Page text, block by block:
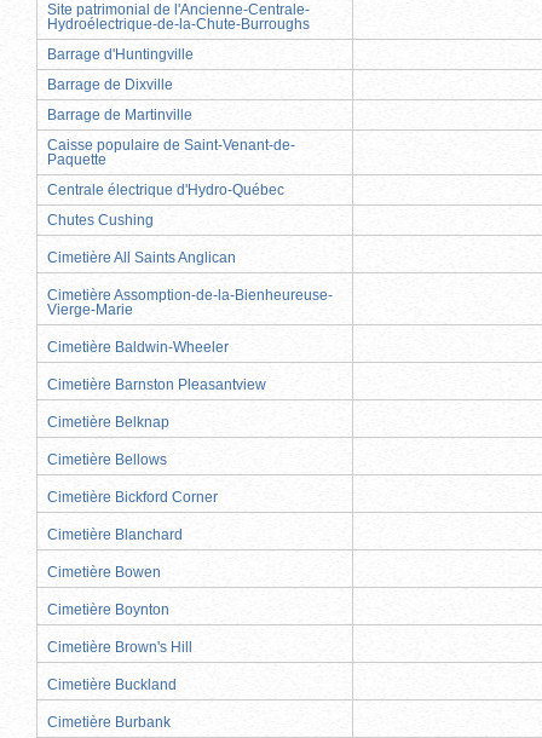
Site patrimonial de l'Ancienne-Centrale-
Hydroélectrique-de-la-Chute-Burroughs
Barrage d'Huntingville
Barrage de Dixville
Barrage de Martinville
Caisse populaire de Saint-Venant-de-
Paquette
Centrale électrique d'Hydro-Québec
Chutes Cushing
Cimetière All Saints Anglican
Cimetière Assomption-de-la-Bienheureuse-
Vierge-Marie
Cimetière Baldwin-Wheeler
Cimetière Barnston Pleasantview
Cimetière Belknap
Cimetière Bellows
Cimetière Bickford Corner
Cimetière Blanchard
Cimetière Bowen
Cimetière Boynton
Cimetière Brown's Hill
Cimetière Buckland
Cimetière Burbank